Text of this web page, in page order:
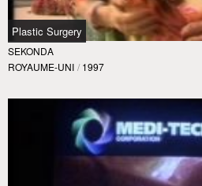
Plastic Surgery
SEKONDA
ROYAUME-UNI / 1997